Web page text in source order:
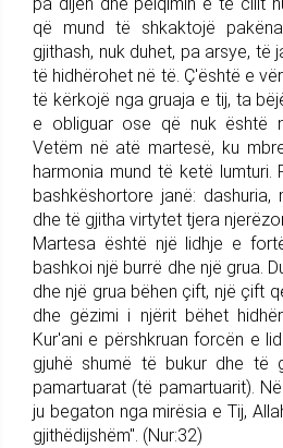
që mund të shkaktojë
gjithash, nuk duhet, pa arsye, të
të hidhërohet në të. Ç'është e
të kërkojë nga gruaja e tij, ta
e obliguar ose që nuk është
Vetëm në atë martesë, ku
harmonia mund të ketë
bashkëshortore janë: dashuria,
dhe të gjitha virtytet tjera
Martesa është një lidhje e
bashkoi një burrë dhe një grua.
dhe një grua bëhen çift, një çift
dhe gëzimi i njërit bëhet
Kur'ani e përshkruan forcën e
gjuhë shumë të bukur dhe të
pamartuarat (të pamartuarit).
ju begaton nga mirësia e Tij,
gjithëdijshëm". (Nur:32)